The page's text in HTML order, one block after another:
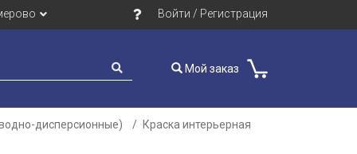
Войти / Регистрация
Мой заказ
дисперсионные)
Краска интерьерная